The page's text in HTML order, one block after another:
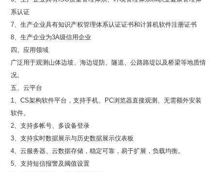
系认证
7、生产企业具有知识产权管理体系认证证书和计算机软件注册证书
8、生产企业为3A级信用企业
四、应用领域
广泛用于观测山体边坡、海边堤防、隧道、公路路堤以及桥梁等地质情
况。
五、云平台
1、CS架构软件平台，支持手机、PC浏览器直接观测、无需额外安装
软件。
2、支持多帐号、多设备登录
3、支持实时数据展示与历史数据展示仪表板
4、云服务器、云数据存储，稳定可靠，易于扩展，负载均衡。
5、支持短信报警及阈值设置